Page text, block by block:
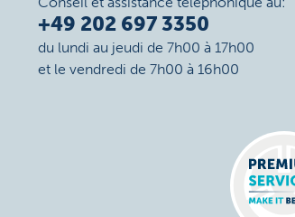
+49 202 697 3350
du lundi au jeudi de 7h00 à 17h00
et le vendredi de 7h00 à 16h00